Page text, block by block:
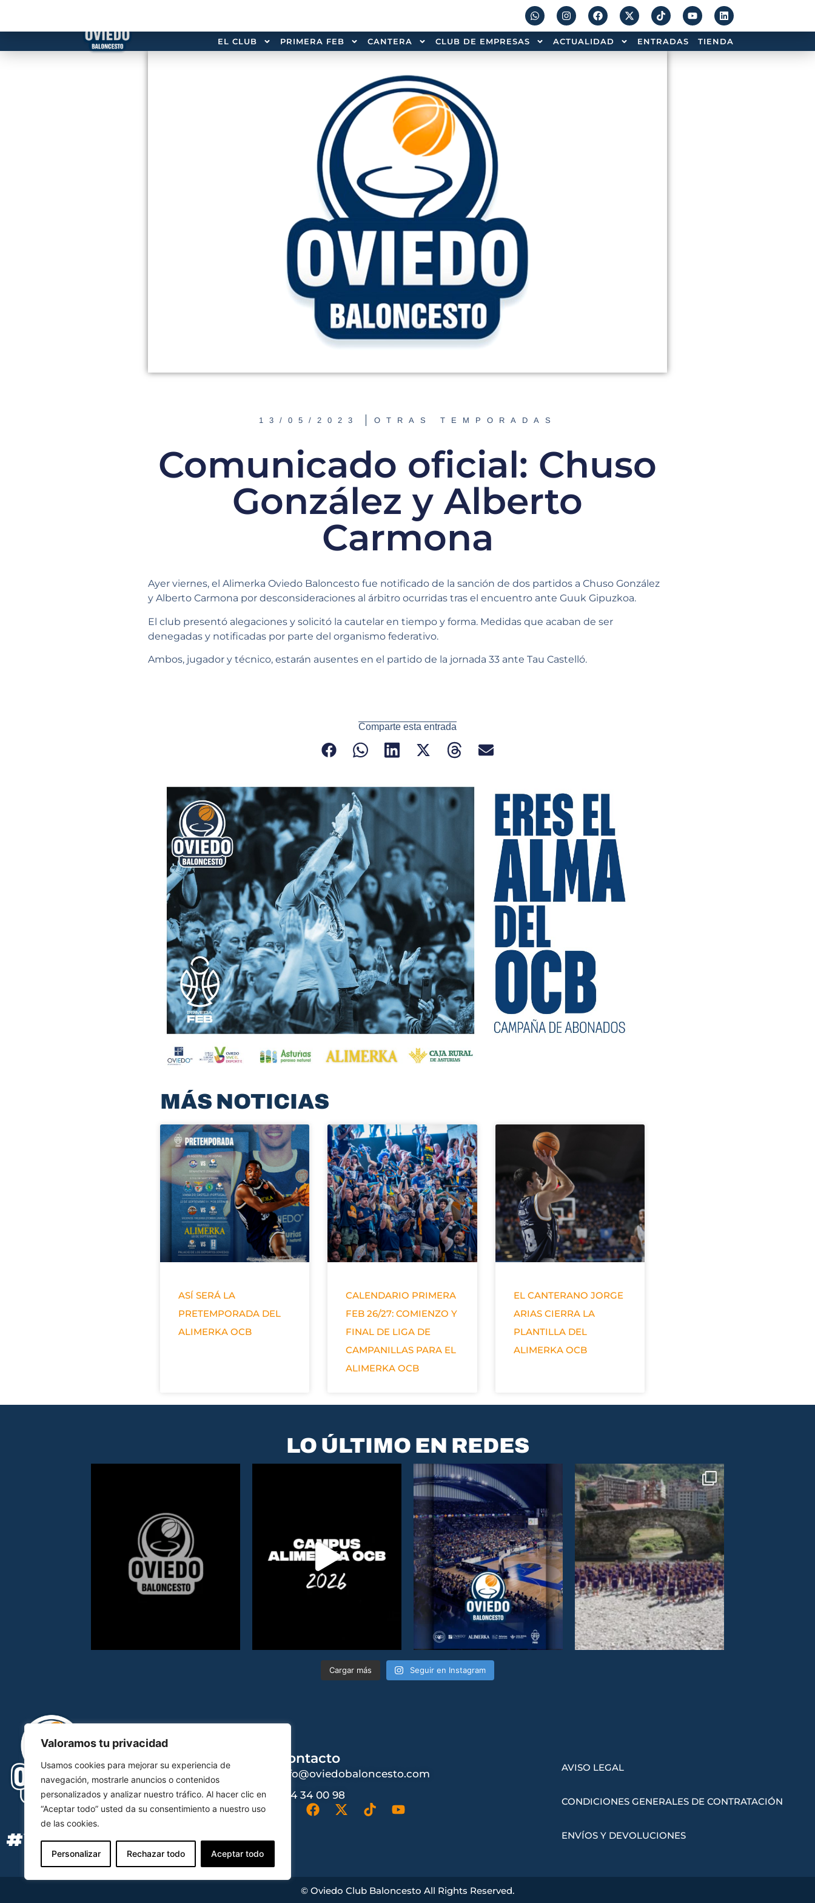
Valoramos tu privacidad
Usamos cookies para mejorar su experiencia de
navegación, mostrarle anuncios o contenidos
personalizados y analizar nuestro tráfico. Al hacer clic en
“Aceptar todo” usted da su consentimiento a nuestro uso
de las cookies.
Personalizar Rechazar todo Aceptar todo
EL CLUB PRIMERA FEB CANTERA CLUB DE EMPRESAS ACTUALIDAD ENTRADAS TIENDA
13/05/2023 OTRAS TEMPORADAS
Comunicado oficial: Chuso
González y Alberto
Carmona
Ayer viernes, el Alimerka Oviedo Baloncesto fue notificado de la sanción de dos partidos a Chuso González
y Alberto Carmona por desconsideraciones al árbitro ocurridas tras el encuentro ante Guuk Gipuzkoa.
El club presentó alegaciones y solicitó la cautelar en tiempo y forma. Medidas que acaban de ser
denegadas y notificadas por parte del organismo federativo.
Ambos, jugador y técnico, estarán ausentes en el partido de la jornada 33 ante Tau Castelló.
Comparte esta entrada
MÁS NOTICIAS
ASÍ SERÁ LA
PRETEMPORADA DEL
ALIMERKA OCB
CALENDARIO PRIMERA
FEB 26/27: COMIENZO Y
FINAL DE LIGA DE
CAMPANILLAS PARA EL
ALIMERKA OCB
EL CANTERANO JORGE
ARIAS CIERRA LA
PLANTILLA DEL
ALIMERKA OCB
LO ÚLTIMO EN REDES
Cargar más Seguir en Instagram
#YOSOYOCB
Contacto
info@oviedobaloncesto.com
984 34 00 98
AVISO LEGAL
CONDICIONES GENERALES DE CONTRATACIÓN
ENVÍOS Y DEVOLUCIONES
© Oviedo Club Baloncesto All Rights Reserved.